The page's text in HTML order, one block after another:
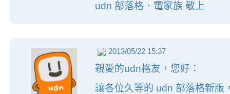
udn 部落格．電家族 敬上
2013/05/22 15:37
親愛的udn格友，您好：
讓各位久等的 udn 部落格新版